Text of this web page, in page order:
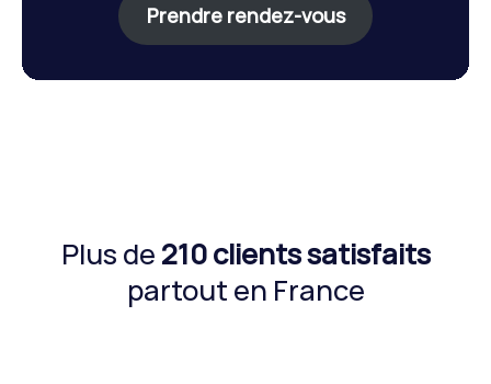
Prendre rendez-vous
Plus de 210 clients satisfaits
partout en France